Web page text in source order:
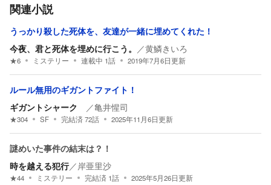
関連小説
うっかり殺した死体を、友達が一緒に埋めてくれた！
今夜、君と死体を埋めに行こう。 ／黄鱗きいろ
★6 ミステリー 連載中 1話 2019年7月6日更新
ルール無用のギガントファイト！
ギガントシャーク ／亀井惺司
★304 SF 完結済72話 2025年11月6日更新
謎めいた事件の結末は？！
時を越える犯行／ 岸亜里沙
★44 ミステリー 完結済 1話 2025年5月26日更新